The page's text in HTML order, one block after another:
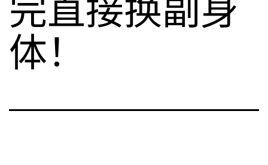
完直接换副身
体！